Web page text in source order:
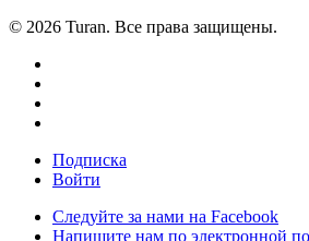
© 2026 Turan. Все права защищены.
Подписка
Войти
Следуйте за нами на Facebook
Напишите нам по электронной